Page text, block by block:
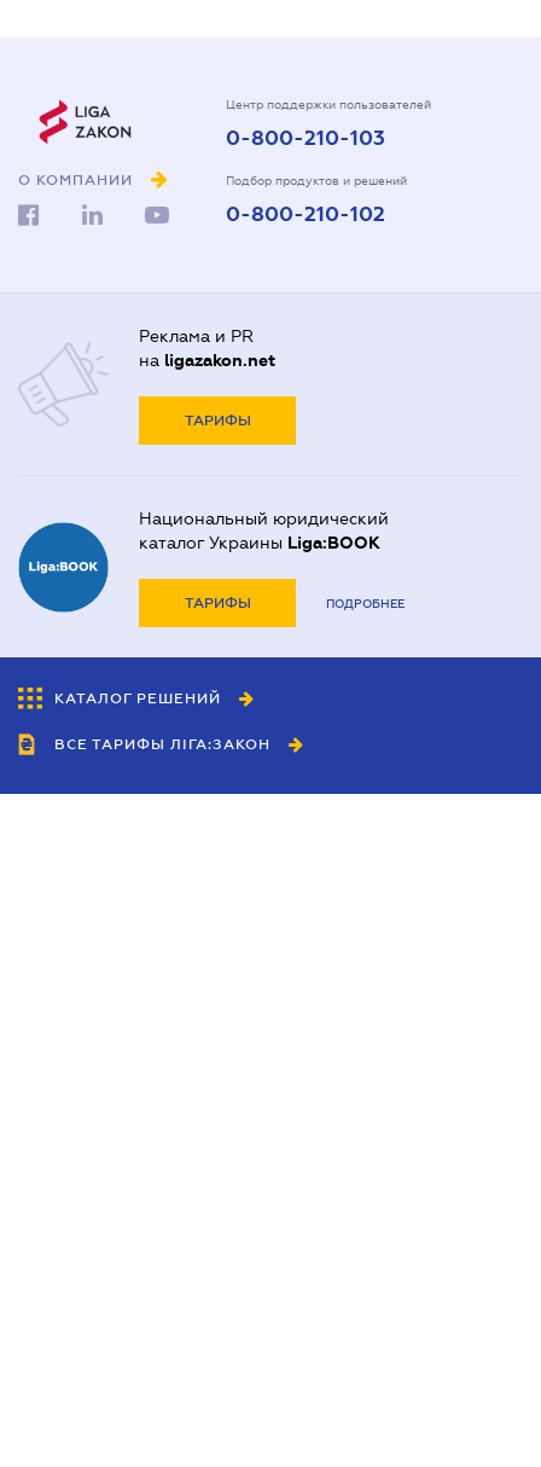
О КОМПАНИИ
Центр поддержки пользователей
0-800-210-103
Подбор продуктов и решений
0-800-210-102
Реклама и PR
на ligazakon.net
ТАРИФЫ
Национальный юридический
каталог Украины Liga:BOOK
ТАРИФЫ ПОДРОБНЕЕ
КАТАЛОГ РЕШЕНИЙ
ВСЕ ТАРИФЫ ЛІГА:ЗАКОН